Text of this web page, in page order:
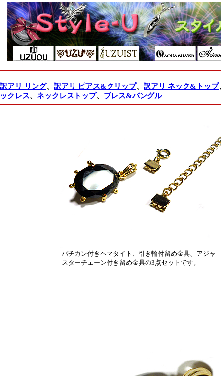
訳アリ リング、 訳アリ ピアス&クリップ、 訳アリ ネック&トップ
ックレス、 ネックレストップ、 ブレス&バングル
バチカン付きヘマタイト、引き輪付留め金具、アジャ
スターチェーン付き留め金具の3点セットです。